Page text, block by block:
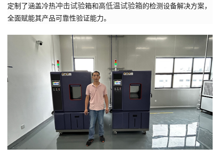
定制了涵盖冷热冲击试验箱和高低温试验箱的检测设备解决方案，
全面赋能其产品可靠性验证能力。